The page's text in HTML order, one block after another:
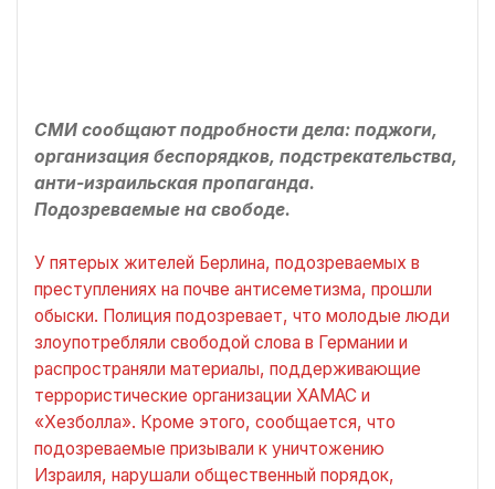
СМИ сообщают подробности дела: поджоги,
организация беспорядков, подстрекательства,
анти-израильская пропаганда.
Подозреваемые на свободе.
У пятерых жителей Берлина, подозреваемых в
преступлениях на почве антисеметизма, прошли
обыски. Полиция подозревает, что молодые люди
злоупотребляли свободой слова в Германии и
распространяли материалы, поддерживающие
террористические организации ХАМАС и
«Хезболла». Кроме этого, сообщается, что
подозреваемые призывали к уничтожению
Израиля, нарушали общественный порядок,